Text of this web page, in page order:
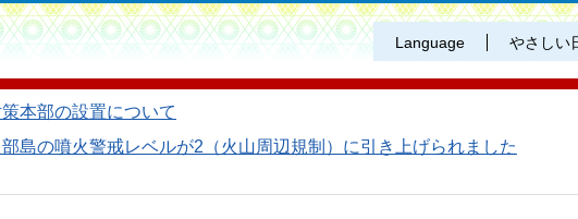
Language やさしい
本部の設置について
島の噴火警戒レベルが2（火山周辺規制）に引き上げられました